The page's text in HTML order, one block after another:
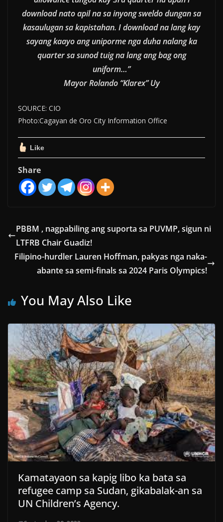
download nato apil na sa inyong sweldo dungan sa
kasaulugan sa kapistahan. I download na lang kay
sayang kaayo ang uniporme nga duha nalang ka
quarter sa sunod tuig na lang ang bag ong
uniform…”
Mayor Rolando “Klarex” Uy
SOURCE: CIO
Photo:Cagayan de Oro City Information Office
Like
Share
PBBM , nagpabiling ang suporta sa PUVMP, sigun ni
LTFRB Chair Guadiz!
Filipino-hurdler Lauren Hoffman, pakyas nga naka-
abante sa semi-finals sa 2024 Paris Olympics!
You May Also Like
Kamatayaon sa kapig libo ka bata sa
refugee camp sa Sudan, gikabalak-an sa
UN Children’s Agency.